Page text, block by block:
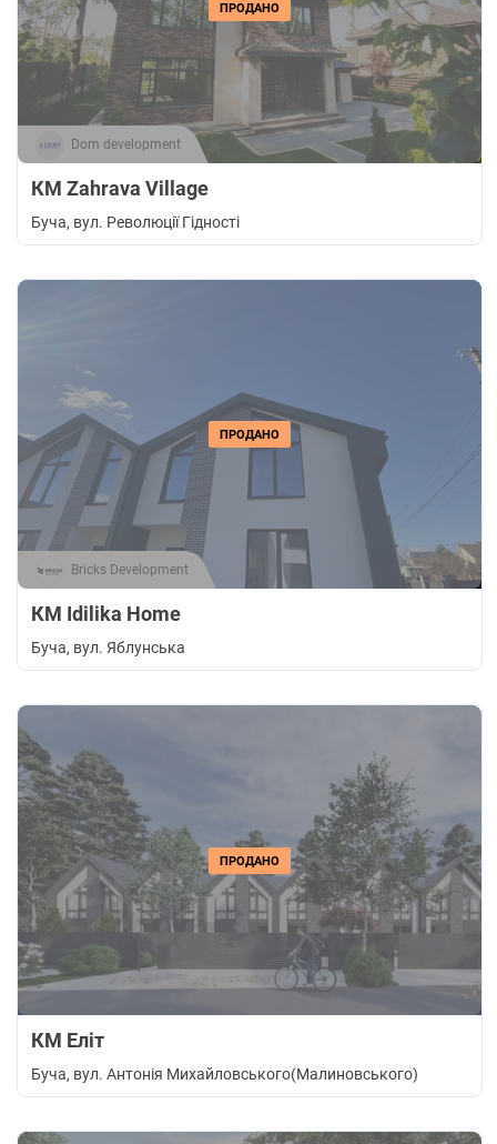
ПРОДАНО
Dom development
КМ Zahrava Village
Буча, вул. Революції Гідності
ПРОДАНО
Bricks Development
КМ Idilika Home
Буча, вул. Яблунська
ПРОДАНО
КМ Еліт
Буча, вул. Антонія Михайловського(Малиновського)